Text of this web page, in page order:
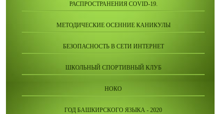
РАСПРОСТРАНЕНИЯ COVID-19.
МЕТОДИЧЕСКИЕ ОСЕННИЕ КАНИКУЛЫ
БЕЗОПАСНОСТЬ В СЕТИ ИНТЕРНЕТ
ШКОЛЬНЫЙ СПОРТИВНЫЙ КЛУБ
НОКО
ГОД БАШКИРСКОГО ЯЗЫКА - 2020